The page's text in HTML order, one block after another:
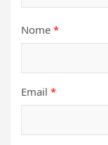
Nome *
Email *